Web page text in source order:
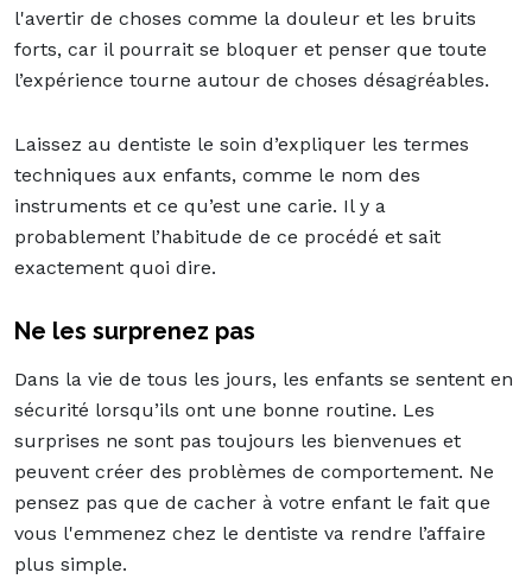
l'avertir de choses comme la douleur et les bruits
forts, car il pourrait se bloquer et penser que toute
l’expérience tourne autour de choses désagréables.
Laissez au dentiste le soin d’expliquer les termes
techniques aux enfants, comme le nom des
instruments et ce qu’est une carie. Il y a
probablement l’habitude de ce procédé et sait
exactement quoi dire.
Ne les surprenez pas
Dans la vie de tous les jours, les enfants se sentent en
sécurité lorsqu’ils ont une bonne routine. Les
surprises ne sont pas toujours les bienvenues et
peuvent créer des problèmes de comportement. Ne
pensez pas que de cacher à votre enfant le fait que
vous l'emmenez chez le dentiste va rendre l’affaire
plus simple.